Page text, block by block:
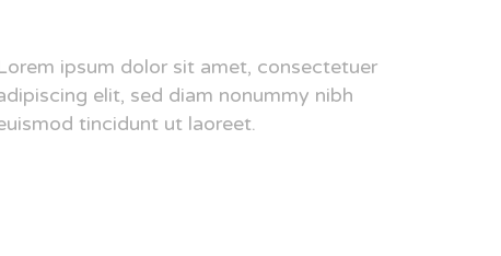
ipsum dolor sit amet, consectetuer
elit, sed diam nonummy nibh
tincidunt ut laoreet.